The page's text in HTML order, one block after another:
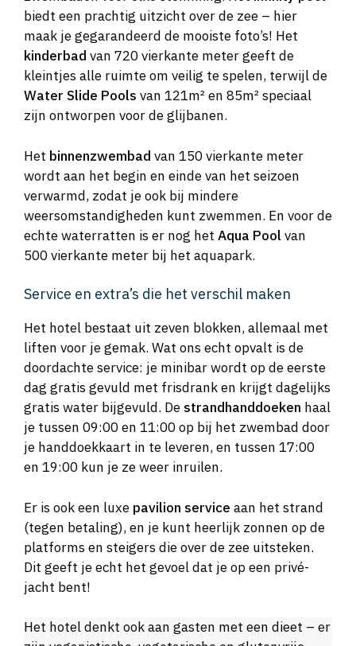
biedt een prachtig uitzicht over de zee – hier
maak je gegarandeerd de mooiste foto’s! Het
kinderbad van 720 vierkante meter geeft de
kleintjes alle ruimte om veilig te spelen, terwijl de
Water Slide Pools van 121m² en 85m² speciaal
zijn ontworpen voor de glijbanen.
Het binnenzwembad van 150 vierkante meter
wordt aan het begin en einde van het seizoen
verwarmd, zodat je ook bij mindere
weersomstandigheden kunt zwemmen. En voor de
echte waterratten is er nog het Aqua Poolvan
500 vierkante meter bij het aquapark.
Service en extra’s die het verschil maken
Het hotel bestaat uit zeven blokken, allemaal met
liften voor je gemak. Wat ons echt opvalt is de
doordachte service: je minibar wordt op de eerste
dag gratis gevuld met frisdrank en krijgt dagelijks
gratis water bijgevuld. De strandhanddoeken haal
je tussen 09:00 en 11:00 op bij het zwembad door
je handdoekkaart in te leveren, en tussen 17:00
en 19:00 kun je ze weer inruilen.
Er is ook een luxe pavilion service aan het strand
(tegen betaling), en je kunt heerlijk zonnen op de
platforms en steigers die over de zee uitsteken.
Dit geeft je echt het gevoel dat je op een privé-
jacht bent!
Het hotel denkt ook aan gasten met een dieet – er